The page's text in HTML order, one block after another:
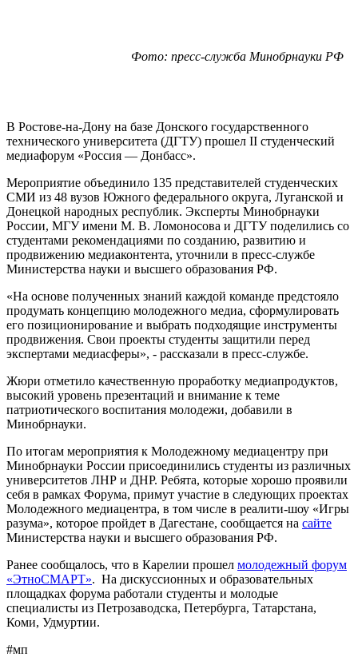
Фото: пресс-служба Минобрнауки РФ
В Ростове-на-Дону на базе Донского государственного
технического университета (ДГТУ) прошел II студенческий
медиафорум «Россия — Донбасс».
Мероприятие объединило 135 представителей студенческих
СМИ из 48 вузов Южного федерального округа, Луганской и
Донецкой народных республик. Эксперты Минобрнауки
России, МГУ имени М. В. Ломоносова и ДГТУ поделились со
студентами рекомендациями по созданию, развитию и
продвижению медиаконтента, уточнили в пресс-службе
Министерства науки и высшего образования РФ.
«На основе полученных знаний каждой команде предстояло
продумать концепцию молодежного медиа, сформулировать
его позиционирование и выбрать подходящие инструменты
продвижения. Свои проекты студенты защитили перед
экспертами медиасферы», - рассказали в пресс-службе.
Жюри отметило качественную проработку медиапродуктов,
высокий уровень презентаций и внимание к теме
патриотического воспитания молодежи, добавили в
Минобрнауки.
По итогам мероприятия к Молодежному медиацентру при
Минобрнауки России присоединились студенты из различных
университетов ЛНР и ДНР. Ребята, которые хорошо проявили
себя в рамках Форума, примут участие в следующих проектах
Молодежного медиацентра, в том числе в реалити-шоу «Игры
разума», которое пройдет в Дагестане, сообщается на сайте
Министерства науки и высшего образования РФ.
Ранее сообщалось, что в Карелии прошел молодежный форум
«ЭтноСМАРТ». На дискуссионных и образовательных
площадках форума работали студенты и молодые
специалисты из Петрозаводска, Петербурга, Татарстана,
Коми, Удмуртии.
#мп